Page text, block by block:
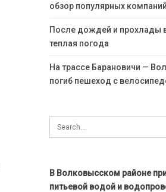
обзор популярных компаний
После дождей и прохлады
теплая погода
На трассе Барановичи —
погиб пешеход с
В Волковысском районе
питьевой водой и